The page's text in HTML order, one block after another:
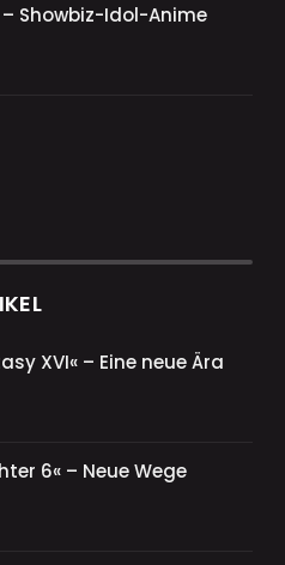
– Showbiz-Idol-Anime
XVI« – Eine neue Ära
6« – Neue Wege